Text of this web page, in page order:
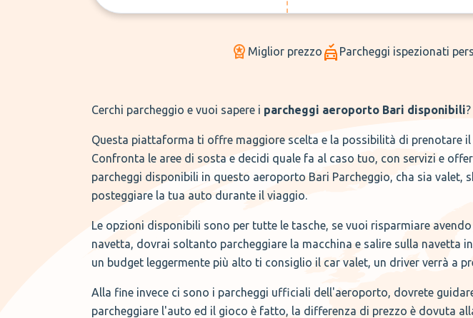
Miglior prezzo Parcheggi ispezionati
Cerchi parcheggio e vuoi sapere i parcheggi aeroporto Bari disponibili
Questa piattaforma ti offre maggiore scelta e la possibilità di prenotare
Confronta le aree di sosta e decidi quale fa al caso tuo, con servizi e
parcheggi disponibili in questo aeroporto Bari Parcheggio, cha sia
posteggiare la tua auto durante il viaggio.
Le opzioni disponibili sono per tutte le tasche, se vuoi risparmiare
navetta, dovrai soltanto parcheggiare la macchina e salire sulla navetta
un budget leggermente più alto ti consiglio il car valet, un driver verrà a
Alla fine invece ci sono i parcheggi ufficiali dell'aeroporto, dovrete
parcheggiare l'auto ed il gioco è fatto, la differenza di prezzo è dovuta